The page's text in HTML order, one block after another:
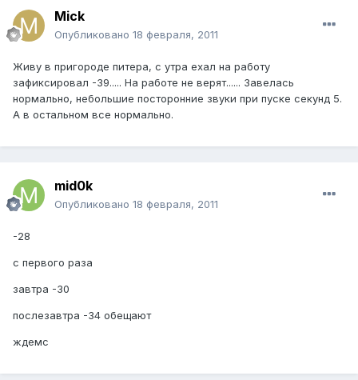
Mick
Опубликовано 18 февраля, 2011
Живу в пригороде питера, с утра ехал на работу
зафиксировал -39..... На работе не верят...... Завелась
нормально, небольшие посторонние звуки при пуске секунд 5.
А в остальном все нормально.
mid0k
Опубликовано 18 февраля, 2011
-28
с первого раза
завтра -30
послезавтра -34 обещают
ждемс